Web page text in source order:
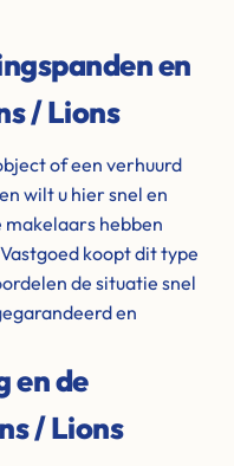
en
/ Lions
of een verhuurd
wilt u hier snel en
hebben
koopt dit type
de situatie snel
en
en de
/ Lions